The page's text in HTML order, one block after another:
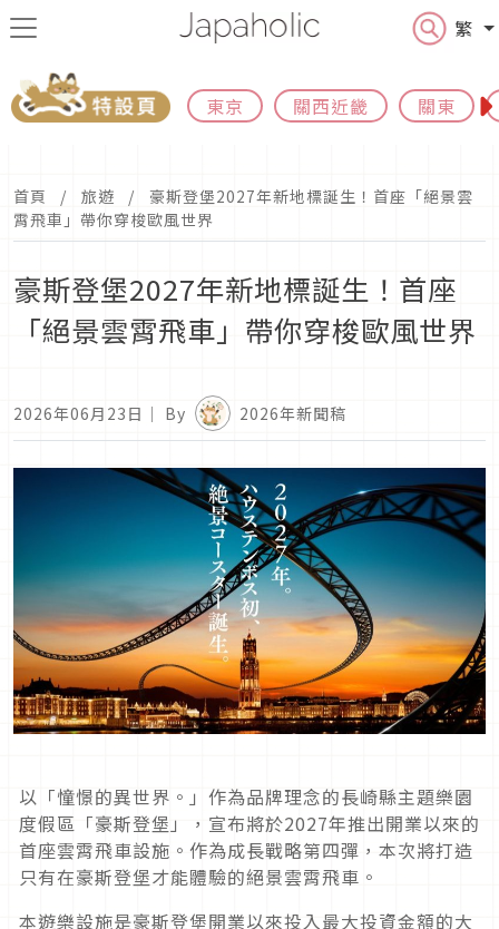
繁
東京 關西近畿 關東
首頁 旅遊
豪斯登堡2027年新地標誕生！首座「絕景雲
霄飛車」帶你穿梭歐風世界
豪斯登堡2027年新地標誕生！首座
「絕景雲霄飛車」帶你穿梭歐風世界
2026年06月23日 ｜ By 2026年新聞稿
以「憧憬的異世界。」作為品牌理念的長崎縣主題樂園
度假區「豪斯登堡」，宣布將於2027年推出開業以來的
首座雲霄飛車設施。作為成長戰略第四彈，本次將打造
只有在豪斯登堡才能體驗的絕景雲霄飛車。
本遊樂設施是豪斯登堡開業以來投入最大投資金額的大